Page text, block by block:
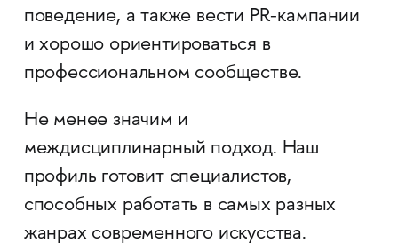
поведение, а также вести PR-кампании
и хорошо ориентироваться в
профессиональном сообществе.
Не менее значим и
междисциплинарный подход. Наш
профиль готовит специалистов,
способных работать в самых разных
жанрах современного искусства.